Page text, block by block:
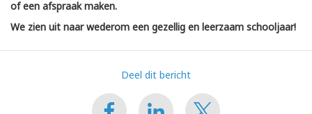
of een afspraak maken.
We zien uit naar wederom een gezellig en leerzaam schooljaar!
Deel dit bericht